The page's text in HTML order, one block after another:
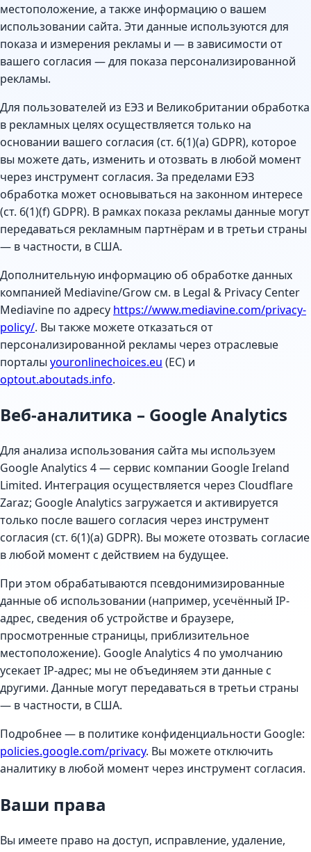
местоположение, а также информацию о вашем
использовании сайта. Эти данные используются для
показа и измерения рекламы и — в зависимости от
вашего согласия — для показа персонализированной
рекламы.
Для пользователей из ЕЭЗ и Великобритании обработка
в рекламных целях осуществляется только на
основании вашего согласия (ст. 6(1)(a) GDPR), которое
вы можете дать, изменить и отозвать в любой момент
через инструмент согласия. За пределами ЕЭЗ
обработка может основываться на законном интересе
(ст. 6(1)(f) GDPR). В рамках показа рекламы данные могут
передаваться рекламным партнёрам и в третьи страны
— в частности, в США.
Дополнительную информацию об обработке данных
компанией Mediavine/Grow см. в Legal & Privacy Center
Mediavine по адресу https://www.mediavine.com/privacy-
policy/. Вы также можете отказаться от
персонализированной рекламы через отраслевые
порталы youronlinechoices.eu (ЕС) и
optout.aboutads.info.
Веб-аналитика – Google Analytics
Для анализа использования сайта мы используем
Google Analytics 4 — сервис компании Google Ireland
Limited. Интеграция осуществляется через Cloudflare
Zaraz; Google Analytics загружается и активируется
только после вашего согласия через инструмент
согласия (ст. 6(1)(a) GDPR). Вы можете отозвать согласие
в любой момент с действием на будущее.
При этом обрабатываются псевдонимизированные
данные об использовании (например, усечённый IP-
адрес, сведения об устройстве и браузере,
просмотренные страницы, приблизительное
местоположение). Google Analytics 4 по умолчанию
усекает IP-адрес; мы не объединяем эти данные с
другими. Данные могут передаваться в третьи страны
— в частности, в США.
Подробнее — в политике конфиденциальности Google:
policies.google.com/privacy. Вы можете отключить
аналитику в любой момент через инструмент согласия.
Ваши права
Вы имеете право на доступ, исправление, удаление,